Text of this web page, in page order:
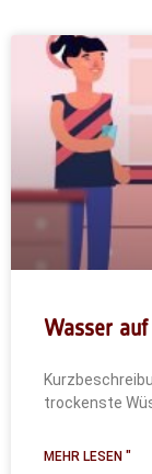
Wasser
trockenste
MEHR LESEN "